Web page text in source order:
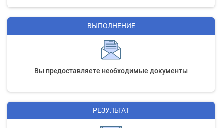
ВЫПОЛНЕНИЕ
Вы предоставляете необходимые документы
РЕЗУЛЬТАТ